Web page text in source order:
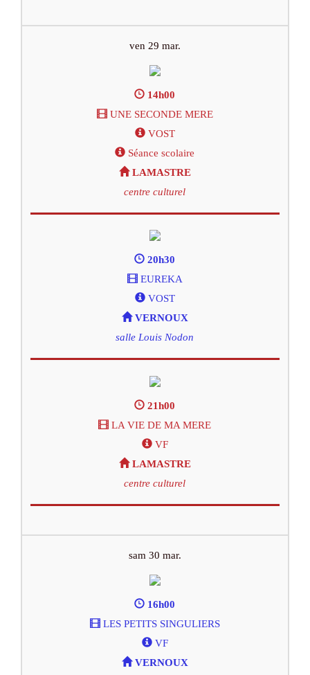
ven 29 mar.
14h00
UNE SECONDE MERE
VOST
Séance scolaire
LAMASTRE
centre culturel
20h30
EUREKA
VOST
VERNOUX
salle Louis Nodon
21h00
LA VIE DE MA MERE
VF
LAMASTRE
centre culturel
sam 30 mar.
16h00
LES PETITS SINGULIERS
VF
VERNOUX